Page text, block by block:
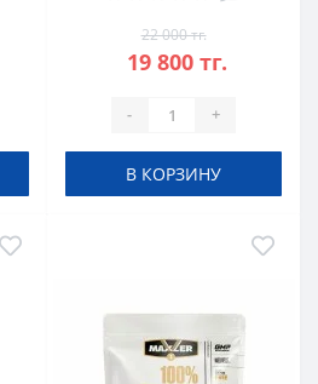
22 000 тг.
19 800 тг.
- +
В КОРЗИНУ